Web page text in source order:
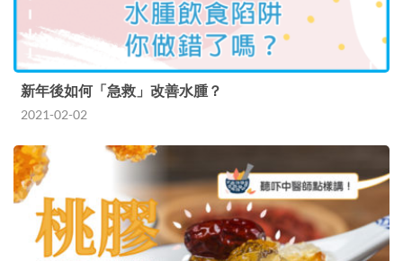
新年後如何「急救」改善水腫？
2021-02-02